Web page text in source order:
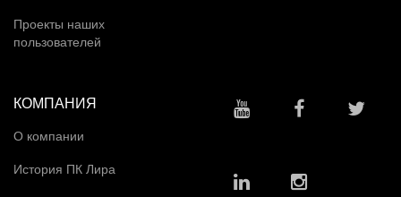
Проекты наших
пользователей
КОМПАНИЯ
О компании
История ПК Лира